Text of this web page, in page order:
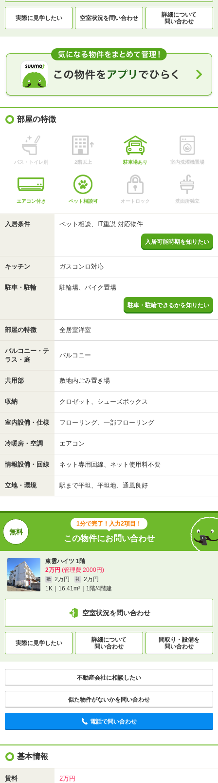
実際に見学したい 空室状況を問い合わせ
詳細について
問い合わせ
部屋の特徴
バス・トイレ別 2階以上 駐車場あり 室内洗濯機置場
エアコン付き ペット相談可 オートロック 洗面所独立
入居条件 ペット相談、IT重説 対応物件
入居可能時期を知りたい
キッチン ガスコンロ対応
駐車・駐輪 駐輪場、バイク置場
駐車・駐輪できるかを知りたい
部屋の特徴 全居室洋室
バルコニー・テ
ラス・庭
バルコニー
共用部 敷地内ごみ置き場
収納 クロゼット、シューズボックス
室内設備・仕様 フローリング、一部フローリング
冷暖房・空調 エアコン
情報設備・回線 ネット専用回線、ネット使用料不要
立地・環境 駅まで平坦、平坦地、通風良好
1分で完了！入力2項目！
この物件にお問い合わせ
東雲ハイツ 1階
2万円 (管理費 2000円)
敷 2万円 礼
2万円
1K｜16.41m²｜1階/4階建
空室状況を問い合わせ
実際に見学したい
詳細について
問い合わせ
間取り・設備を
問い合わせ
不動産会社に相談したい
似た物件がないかを問い合わせ
電話で問い合わせ
基本情報
賃料 2万円